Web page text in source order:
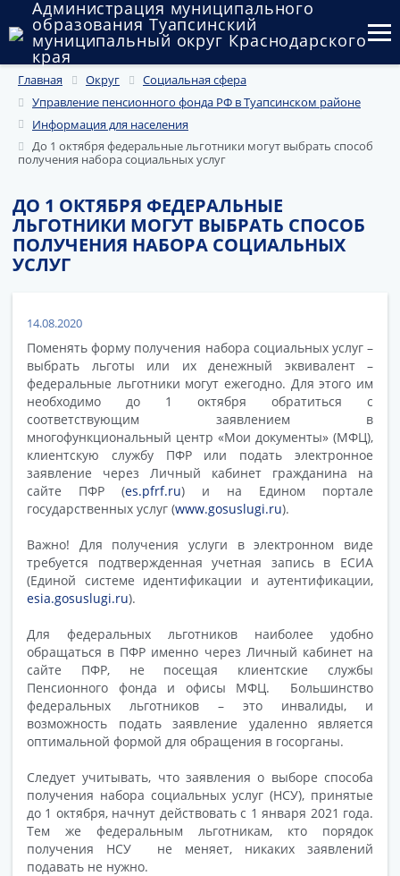
Администрация муниципального
образования Туапсинский
муниципальный округ Краснодарского
края
Округ
Администрация
Муниципальные закупки
Государственный и муниципальный контроль
Муниципальное имущество
Документы
Главная Округ
Социальная сфера
Управление пенсионного фонда РФ в Туапсинском районе
Информация для населения
До 1 октября федеральные льготники могут выбрать способ
получения набора социальных услуг
ДО 1 ОКТЯБРЯ ФЕДЕРАЛЬНЫЕ
ЛЬГОТНИКИ МОГУТ ВЫБРАТЬ СПОСОБ
ПОЛУЧЕНИЯ НАБОРА СОЦИАЛЬНЫХ
УСЛУГ
14.08.2020
Поменять форму получения набора социальных услуг –
выбрать льготы или их денежный эквивалент –
федеральные льготники могут ежегодно. Для этого им
необходимо до 1 октября обратиться с
соответствующим заявлением в
многофункциональный центр «Мои документы» (МФЦ),
клиентскую службу ПФР или подать электронное
заявление через Личный кабинет гражданина на
сайте ПФР (es.pfrf.ru) и на Едином портале
государственных услуг (www.gosuslugi.ru).
Важно! Для получения услуги в электронном виде
требуется подтвержденная учетная запись в ЕСИА
(Единой системе идентификации и аутентификации,
esia.gosuslugi.ru).
Для федеральных льготников наиболее удобно
обращаться в ПФР именно через Личный кабинет на
сайте ПФР, не посещая клиентские службы
Пенсионного фонда и офисы МФЦ. Большинство
федеральных льготников – это инвалиды, и
возможность подать заявление удаленно является
оптимальной формой для обращения в госорганы.
Следует учитывать, что заявления о выборе способа
получения набора социальных услуг (НСУ), принятые
до 1 октября, начнут действовать с 1 января 2021 года.
Тем же федеральным льготникам, кто порядок
получения НСУ не меняет, никаких заявлений
подавать не нужно.